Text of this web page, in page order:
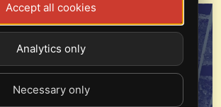
Accept all cookies
Analytics only
Necessary only